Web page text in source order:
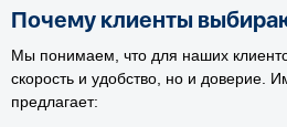
Почему клиенты
Мы понимаем, что для наших
скорость и удобство, но и доверие.
предлагает: